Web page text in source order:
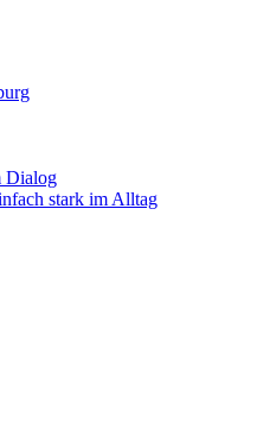
Dialog
stark im Alltag